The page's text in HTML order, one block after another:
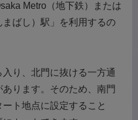
Metro（地下鉄）または
ばし）駅」を利用するの
り、北門に抜ける一方通
ります。そのため、南門
ト地点に設定すること